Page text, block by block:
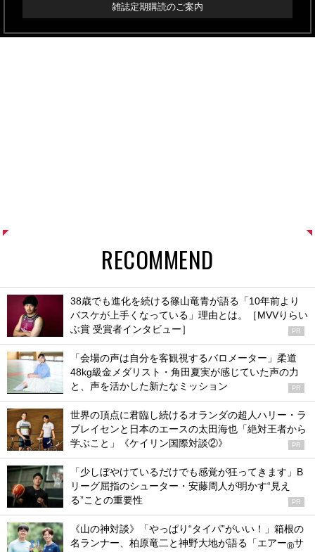
雑誌定期購読のご案内
RECOMMEND
38歳でも進化を続ける篠山竜青が語る「10年前より
バスケが上手くなっている」理由とは。［MVVりらい
ぶ賞 受賞者インタビュー］
PR
「会場の声は自分を客観視するバロメーター」柔道
48kg級金メダリスト・角田夏実が感じていた声の力
と、声を活かした新たなミッション
PR
世界の頂点に君臨し続けるオランダの超人ハリー・ラ
ブレイセンと日本のエースの太田海也「絶対王者から
学ぶこと」《ケイリン国際対談②》
PR
「少しぼやけているだけでも感覚が狂ってきます」B
リーグ屈指のシューター・安藤周人が明かす“見え
る”ことの重要性
PR
《山の神対談》「やっぱり“タイパ”がいい！」箱根の
名ランナー、柏原竜二と神野大地が語る「エアー®サ